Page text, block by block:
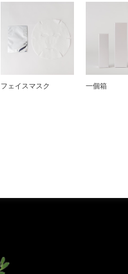
フェイスマスク 一個箱